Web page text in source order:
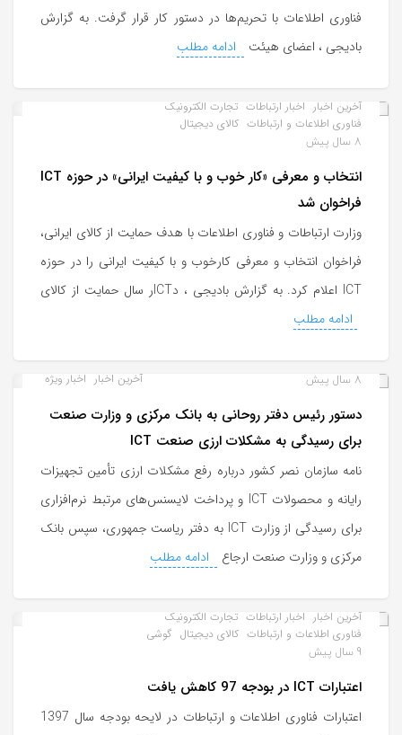
فناوری اطلاعات با تحریم‌ها در دستور کار قرار گرفت. به گزارش
بادیجی ، اعضای هیئت
ادامه مطلب
آخرین اخبار اخبار ارتباطات تجارت الکترونیک
فناوری اطلاعات و ارتباطات کالای دیجیتال
8 سال پیش
انتخاب و معرفی «کار خوب و با کیفیت ایرانی» در حوزه ICT
فراخوان شد
وزارت ارتباطات و فناوری اطلاعات با هدف حمایت از کالای ایرانی،
فراخوان انتخاب و معرفی کارخوب و با کیفیت ایرانی را در حوزه
ICT اعلام کرد. به گزارش بادیجی ، دICTر سال حمایت از کالای
ادامه مطلب
آخرین اخبار اخبار ویژه 8 سال پیش
دستور رئیس دفتر روحانی به بانک مرکزی و وزارت صنعت
برای رسیدگی به مشکلات ارزی صنعت ICT
نامه سازمان نصر کشور درباره رفع مشکلات ارزی تأمین تجهیزات
رایانه و محصولات ICT و پرداخت لایسنس‌های مرتبط نرم‌افزاری
برای رسیدگی از وزارت ICT به دفتر ریاست جمهوری، سپس بانک
مرکزی و وزارت صنعت ارجاع
ادامه مطلب
آخرین اخبار اخبار ارتباطات تجارت الکترونیک
فناوری اطلاعات و ارتباطات کالای دیجیتال گوشی
9 سال پیش
اعتبارات ICT در بودجه 97 کاهش یافت
اعتبارات فناوری اطلاعات و ارتباطات در لایحه بودجه سال 1397